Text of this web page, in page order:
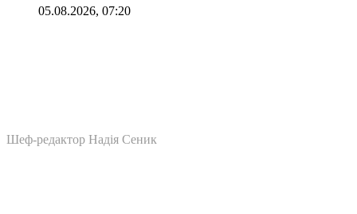
05.08.2026, 07:20
Шеф-редактор Надія Сеник